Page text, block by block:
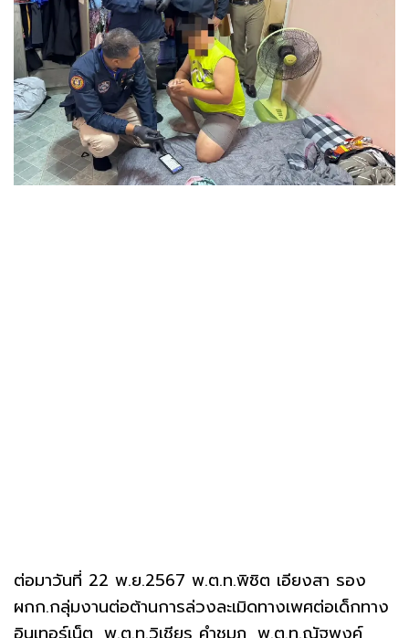
ต่อมาวันที่ 22 พ.ย.2567 พ.ต.ท.พิชิต เอียงสา รอง
ผกก.กลุ่มงานต่อต้านการล่วงละเมิดทางเพศต่อเด็กทาง